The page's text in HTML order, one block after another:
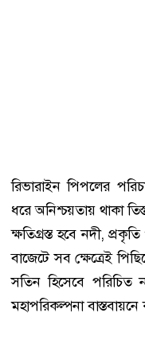
রিভারাইন পিপলের
ধরে অনিশ্চয়তায় থাকা
ক্ষতিগ্রস্ত হবে নদী,
বাজেটে সব ক্ষেত্রেই
সতিন হিসেবে পরিচিত
মহাপরিকল্পনা